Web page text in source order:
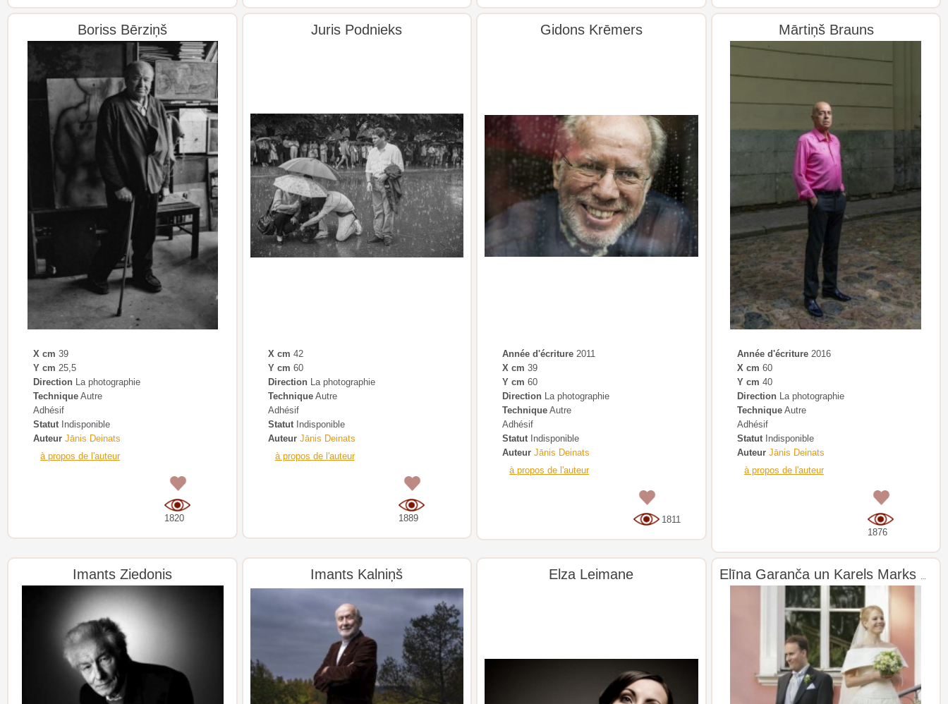
Boriss Bērziņš
X cm 39
Y cm 25,5
Direction La photographie
Technique Autre
Adhésif
Statut Indisponible
Auteur Jānis Deinats
à propos de l'auteur
1820
Juris Podnieks
X cm 42
Y cm 60
DirectionLa photographie
TechniqueAutre
Adhésif
StatutIndisponible
Auteur Jānis Deinats
à propos de l'auteur
1889
Gidons Krēmers
Année d'écriture 2011
X cm 39
Y cm 60
Direction La photographie
Technique Autre
Adhésif
Statut Indisponible
Auteur Jānis Deinats
à propos de l'auteur
1811
Mārtiņš Brauns
Année d'écriture2016
X cm 60
Y cm 40
DirectionLa photographie
TechniqueAutre
Adhésif
StatutIndisponible
Auteur Jānis Deinats
à propos de l'auteur
1876
Imants Ziedonis Imants Kalniņš Elza Leimane Elīna Garanča un Karels Marks Šisons